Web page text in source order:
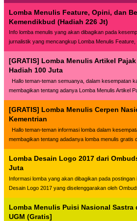
Lomba Menulis Feature, Opini, dan
Kemendikbud (Hadiah 226 Jt)
Info lomba menulis yang akan dibagikan pada
jurnalistik yang mencangkup Lomba Menulis Feature,
[GRATIS] Lomba Menulis Artikel
Hadiah 100 Juta
Hallo teman-teman semuanya, dalam kesempatan
membagikan tentang adanya Lomba Menulis Artikel
[GRATIS] Lomba Menulis Cerpen
Kementrian
Hallo teman-teman informasi lomba dalam
membagikan tentang adadanya lomba menulis gratis
Lomba Desain Logo 2017 dari
Juta
Informasi lomba yang akan dibagikan pada
Desain Logo 2017 yang diselenggarakan oleh
Lomba Menulis Puisi Nasional Sastra
UGM (Gratis]